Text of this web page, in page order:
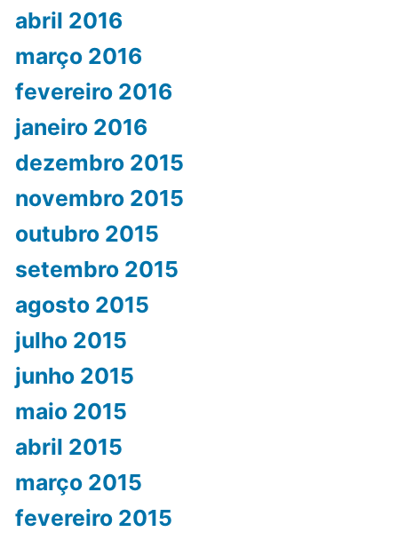
abril 2016
março 2016
fevereiro 2016
janeiro 2016
dezembro 2015
novembro 2015
outubro 2015
setembro 2015
agosto 2015
julho 2015
junho 2015
maio 2015
abril 2015
março 2015
fevereiro 2015